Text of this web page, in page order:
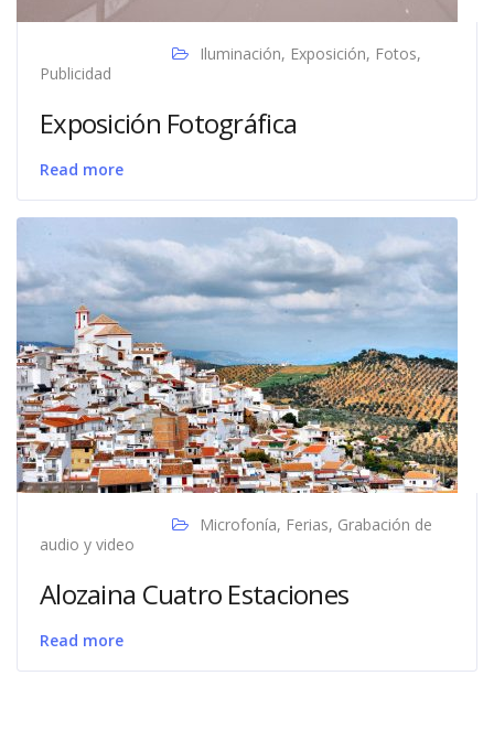
Iluminación, Exposición, Fotos,
Publicidad
Exposición Fotográfica
Read more
Microfonía, Ferias, Grabación de
audio y video
Alozaina Cuatro Estaciones
Read more